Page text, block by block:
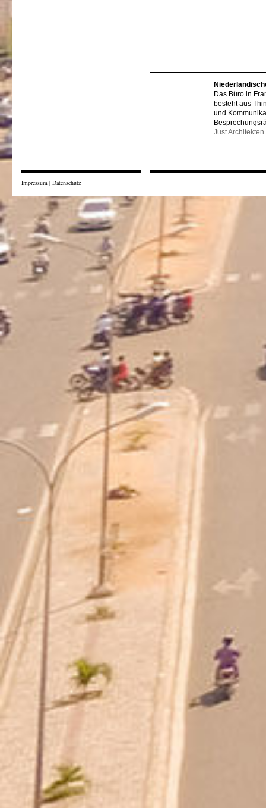
Das Büro in
besteht aus
und
Just Architekten
Impressum | Datenschutz